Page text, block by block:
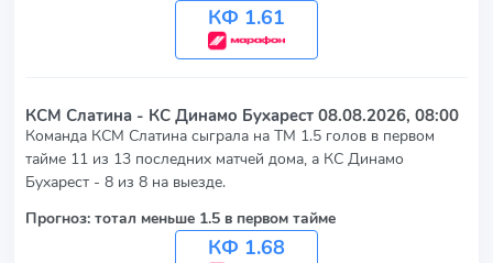
КФ 1.61
КСМ Слатина - КС Динамо Бухарест 08.08.2026, 08:00
Команда КСМ Слатина сыграла на ТМ 1.5 голов в первом
тайме 11 из 13 последних матчей дома, а КС Динамо
Бухарест - 8 из 8 на выезде.
Прогноз: тотал меньше 1.5 в первом тайме
КФ 1.68